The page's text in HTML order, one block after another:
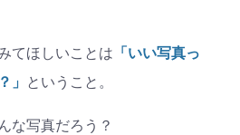
てほしいことは 「いい写真っ
」 ということ。
な写真だろう？